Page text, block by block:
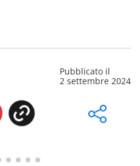
Pubblicato il
2 settembre 2024